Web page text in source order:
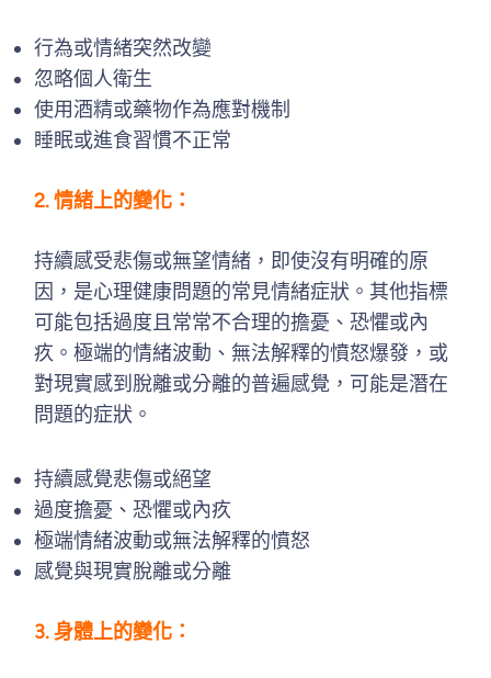
行為或情緒突然改變
忽略個人衛生
使用酒精或藥物作為應對機制
睡眠或進食習慣不正常
2. 情緒上的變化：
持續感受悲傷或無望情緒，即使沒有明確的原
因，是心理健康問題的常見情緒症狀。其他指標
可能包括過度且常常不合理的擔憂、恐懼或內
疚。極端的情緒波動、無法解釋的憤怒爆發，或
對現實感到脫離或分離的普遍感覺，可能是潛在
問題的症狀。
持續感覺悲傷或絕望
過度擔憂、恐懼或內疚
極端情緒波動或無法解釋的憤怒
感覺與現實脫離或分離
3. 身體上的變化：